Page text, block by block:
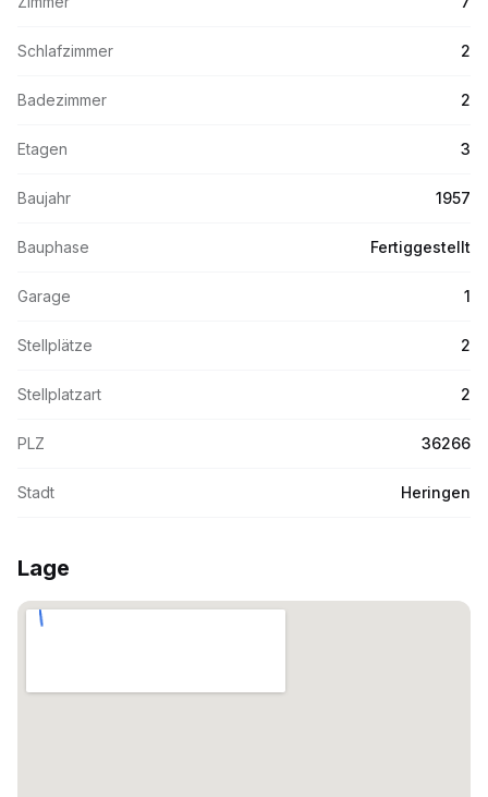
Schlafzimmer 2
Badezimmer 2
Etagen 3
Baujahr 1957
Bauphase Fertiggestellt
Garage 1
Stellplätze 2
Stellplatzart 2
PLZ 36266
Stadt Heringen
Lage